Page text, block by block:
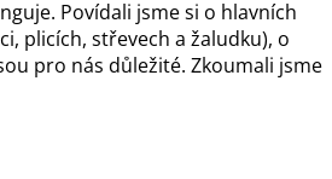
Povídali jsme si o hlavních
plicích, střevech a žaludku), o
pro nás důležité. Zkoumali jsme